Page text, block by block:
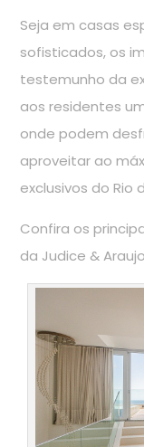
Seja em casas
sofisticados, os
testemunho da
aos residentes
onde podem
aproveitar ao
exclusivos do Rio
Confira os
da Judice &